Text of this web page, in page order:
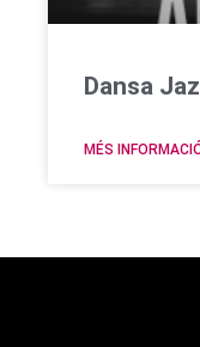
Dansa
MÉS